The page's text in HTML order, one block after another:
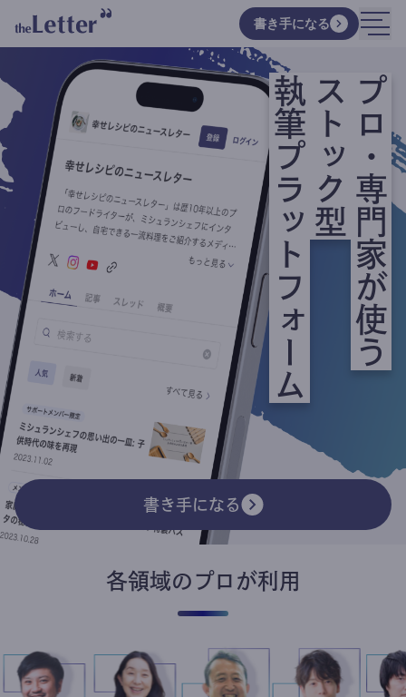
書き手になる
プロ・専門家が使う
ストック型
執筆プラットフォーム
書き手になる
各領域のプロが利用